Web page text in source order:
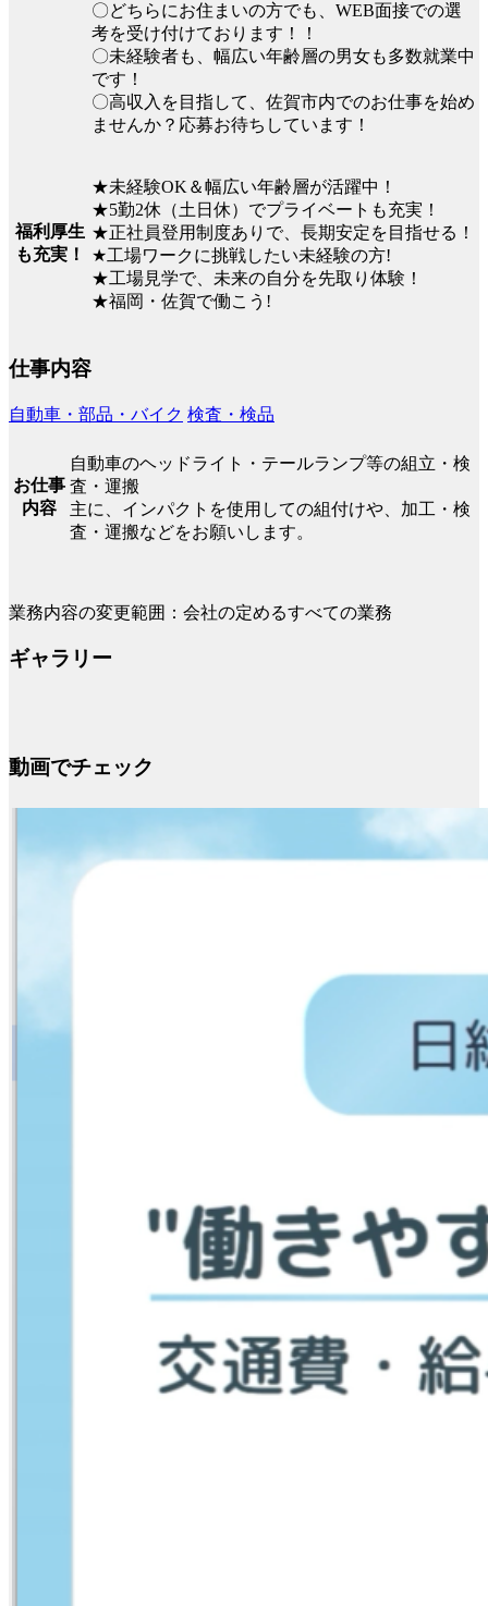
〇どちらにお住まいの方でも、WEB面接での選
考を受け付けております！！
〇未経験者も、幅広い年齢層の男女も多数就業中
です！
〇高収入を目指して、佐賀市内でのお仕事を始め
ませんか？応募お待ちしています！
福利厚生
も充実！
★未経験OK＆幅広い年齢層が活躍中！
★5勤2休（土日休）でプライベートも充実！
★正社員登用制度ありで、長期安定を目指せる！
★工場ワークに挑戦したい未経験の方!
★工場見学で、未来の自分を先取り体験！
★福岡・佐賀で働こう!
仕事内容
自動車・部品・バイク 検査・検品
お仕事
内容
自動車のヘッドライト・テールランプ等の組立・検
査・運搬
主に、インパクトを使用しての組付けや、加工・検
査・運搬などをお願いします。
業務内容の変更範囲：会社の定めるすべての業務
ギャラリー
動画でチェック